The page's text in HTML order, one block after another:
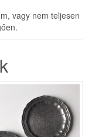
vagy nem teljesen